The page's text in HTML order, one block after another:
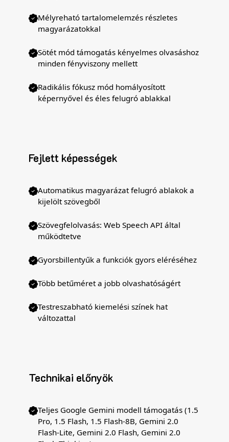
Mélyreható tartalomelemzés részletes
magyarázatokkal
Sötét mód támogatás kényelmes olvasáshoz
minden fényviszony mellett
Radikális fókusz mód homályosított
képernyővel és éles felugró ablakkal
Fejlett képességek
Automatikus magyarázat felugró ablakok a
kijelölt szövegből
Szövegfelolvasás: Web Speech API által
működtetve
Gyorsbillentyűk a funkciók gyors eléréséhez
Több betűméret a jobb olvashatóságért
Testreszabható kiemelési színek hat
változattal
Technikai előnyök
Teljes Google Gemini modell támogatás (1.5
Pro, 1.5 Flash, 1.5 Flash-8B, Gemini 2.0
Flash-Lite, Gemini 2.0 Flash, Gemini 2.0